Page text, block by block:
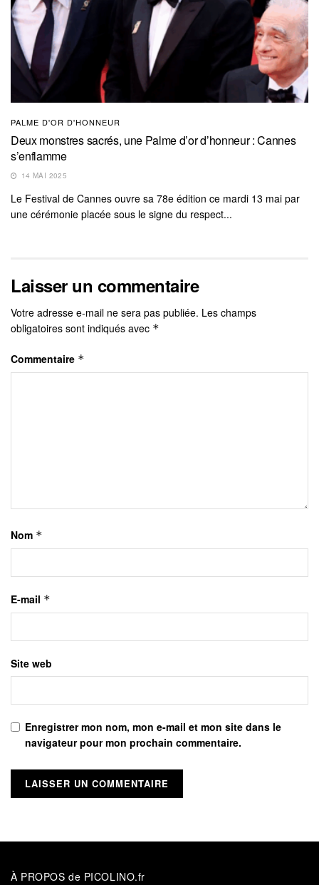
PALME D'OR D'HONNEUR
Deux monstres sacrés, une Palme d’or d’honneur : Cannes
s’enflamme
14 MAI 2025
Le Festival de Cannes ouvre sa 78e édition ce mardi 13 mai par
une cérémonie placée sous le signe du respect...
Laisser un commentaire
Votre adresse e-mail ne sera pas publiée. Les champs
obligatoires sont indiqués avec *
Commentaire *
Nom *
E-mail *
Site web
Enregistrer mon nom, mon e-mail et mon site dans le
navigateur pour mon prochain commentaire.
À PROPOS de PICOLINO.fr